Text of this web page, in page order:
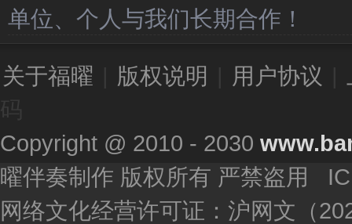
单位、个人与我们长期合作！
关于福曜 版权说明 用户协议
Copyright @ 2010 - 2030
曜伴奏制作 版权所有 严禁盗用
网络文化经营许可证：沪网文（